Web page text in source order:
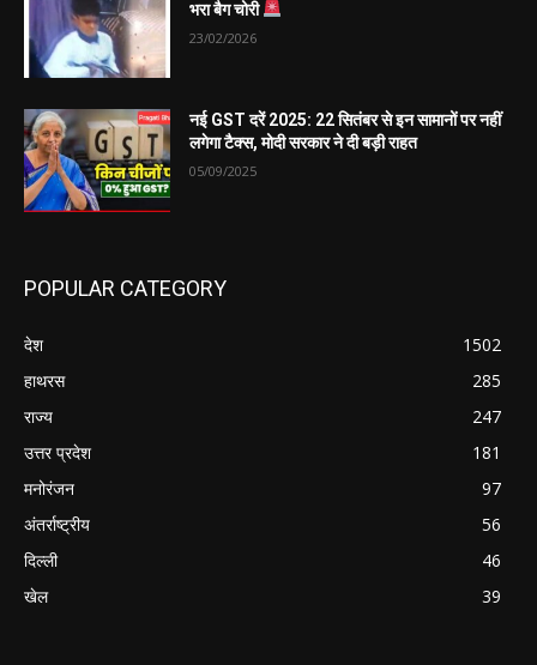
भरा बैग चोरी
23/02/2026
नई GST दरें 2025: 22 सितंबर से इन सामानों पर नहीं
लगेगा टैक्स, मोदी सरकार ने दी बड़ी राहत
05/09/2025
POPULAR CATEGORY
देश
1502
हाथरस
285
राज्य
247
उत्तर प्रदेश
181
मनोरंजन
97
अंतर्राष्ट्रीय
56
दिल्ली
46
खेल
39